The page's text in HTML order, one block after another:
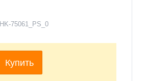
75061_PS_0
Купить